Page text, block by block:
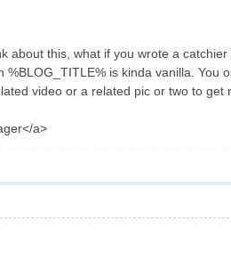
about this, what if you wrote a
is kinda vanilla.
video or a related pic or two to
a>